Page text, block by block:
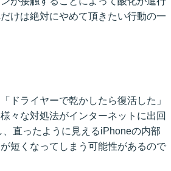
けは絶対にやめて頂きたい行動の一
ドライヤーで乾かしたら復活した」
々な対処法がインターネットに出回
直ったように見えるiPhoneの内部
短くなってしまう可能性があるので